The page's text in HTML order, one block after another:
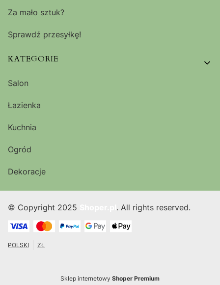
Za mało sztuk?
Sprawdź przesyłkę!
KATEGORIE
Salon
Łazienka
Kuchnia
Ogród
Dekoracje
© Copyright 2025 . All rights reserved.
POLSKI ZŁ
Sklep internetowy Shoper Premium